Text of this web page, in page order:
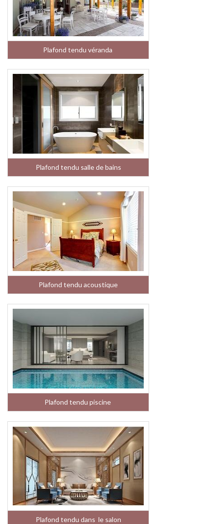
Plafond tendu véranda
Plafond tendu salle de bains
Plafond tendu acoustique
Plafond tendu piscine
Plafond tendu dans le salon